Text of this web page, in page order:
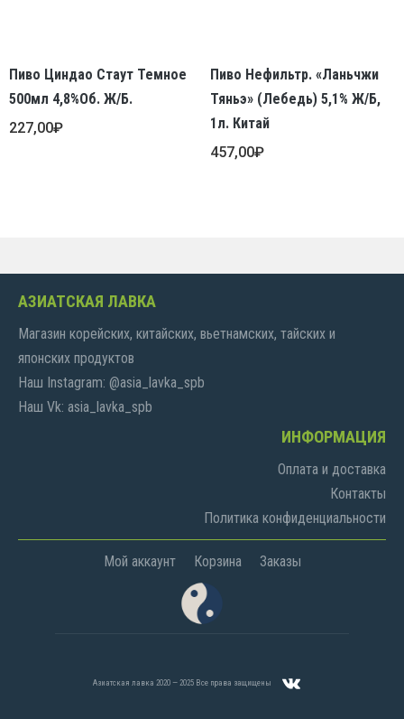
Пиво Циндао Стаут Темное
500мл 4,8%об. Ж/б.
227,00₽
Пиво Нефильтр. «Ланьчжи
Тяньэ» (Лебедь) 5,1% Ж/б,
1л. Китай
457,00₽
АЗИАТСКАЯ ЛАВКА
Магазин корейских, китайских, вьетнамских, тайских и
японских продуктов
Наш Instagram: @asia_lavka_spb
Наш Vk: asia_lavka_spb
ИНФОРМАЦИЯ
Оплата и доставка
Контакты
Политика конфиденциальности
Мой аккаунт Корзина Заказы
Азиатская лавка 2020 — 2025 Все права защищены